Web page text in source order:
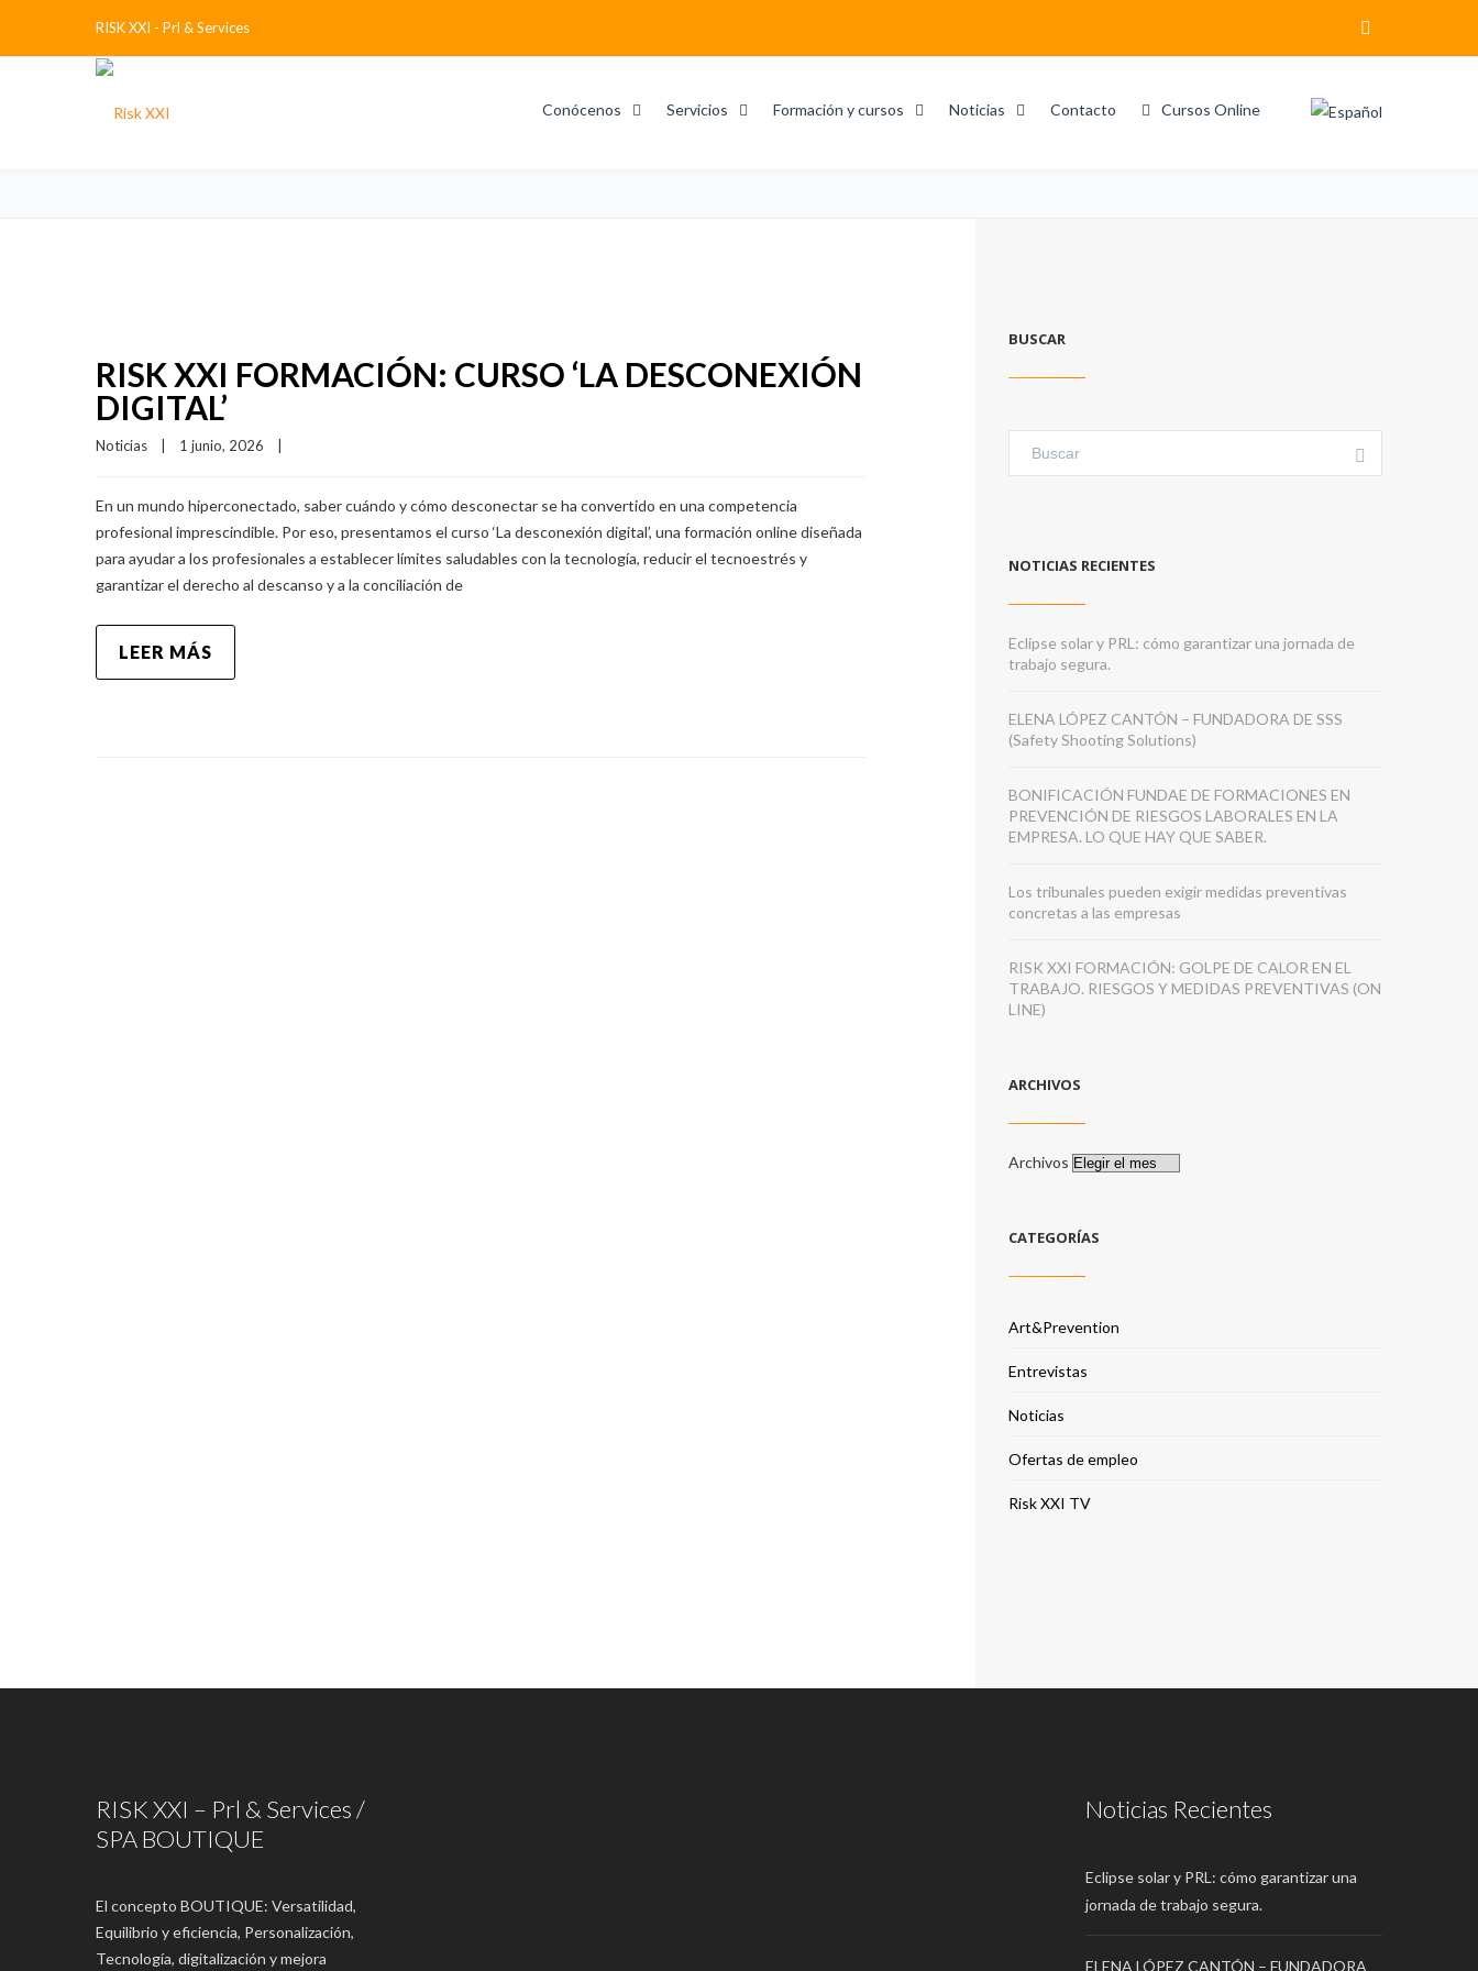
RISK XXI - Prl & Services
Conócenos Servicios Formación y cursos Noticias Contacto Cursos Online
RISK XXI FORMACIÓN: CURSO ‘LA DESCONEXIÓN
DIGITAL’
Noticias 1 junio, 2026
En un mundo hiperconectado, saber cuándo y cómo desconectar se ha convertido en una competencia
profesional imprescindible. Por eso, presentamos el curso ‘La desconexión digital’, una formación online diseñada
para ayudar a los profesionales a establecer límites saludables con la tecnología, reducir el tecnoestrés y
garantizar el derecho al descanso y a la conciliación de
LEER MÁS
BUSCAR
NOTICIAS RECIENTES
Eclipse solar y PRL: cómo garantizar una jornada de
trabajo segura.
ELENA LÓPEZ CANTÓN – FUNDADORA DE SSS
(Safety Shooting Solutions)
BONIFICACIÓN FUNDAE DE FORMACIONES EN
PREVENCIÓN DE RIESGOS LABORALES EN LA
EMPRESA. LO QUE HAY QUE SABER.
Los tribunales pueden exigir medidas preventivas
concretas a las empresas
RISK XXI FORMACIÓN: GOLPE DE CALOR EN EL
TRABAJO. RIESGOS Y MEDIDAS PREVENTIVAS (ON
LINE)
ARCHIVOS
Archivos
CATEGORÍAS
Art&Prevention
Entrevistas
Noticias
Ofertas de empleo
Risk XXI TV
RISK XXI – Prl & Services /
SPA BOUTIQUE
El concepto BOUTIQUE: Versatilidad,
Equilibrio y eficiencia, Personalización,
Tecnología, digitalización y mejora
Noticias Recientes
Eclipse solar y PRL: cómo garantizar una
jornada de trabajo segura.
ELENA LÓPEZ CANTÓN – FUNDADORA